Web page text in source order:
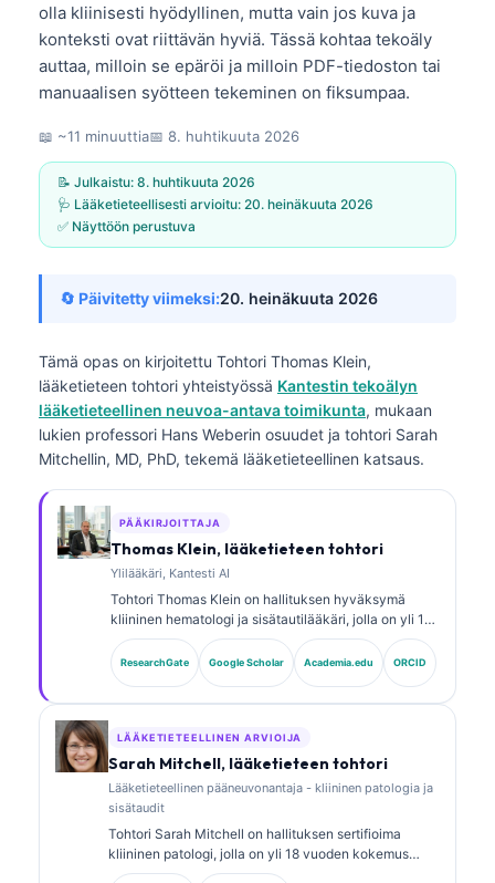
olla kliinisesti hyödyllinen, mutta vain jos kuva ja
konteksti ovat riittävän hyviä. Tässä kohtaa tekoäly
auttaa, milloin se epäröi ja milloin PDF-tiedoston tai
manuaalisen syötteen tekeminen on fiksumpaa.
📖 ~11 minuuttia📅 8. huhtikuuta 2026
📝 Julkaistu: 8. huhtikuuta 2026
🩺 Lääketieteellisesti arvioitu: 20. heinäkuuta 2026
✅ Näyttöön perustuva
🔄 Päivitetty viimeksi:20. heinäkuuta 2026
Tämä opas on kirjoitettu Tohtori Thomas Klein,
lääketieteen tohtori yhteistyössä Kantestin tekoälyn
lääketieteellinen neuvoa-antava toimikunta, mukaan
lukien professori Hans Weberin osuudet ja tohtori Sarah
Mitchellin, MD, PhD, tekemä lääketieteellinen katsaus.
PÄÄKIRJOITTAJA
Thomas Klein, lääketieteen tohtori
Ylilääkäri, Kantesti AI
Tohtori Thomas Klein on hallituksen hyväksymä
kliininen hematologi ja sisätautilääkäri, jolla on yli 15
vuoden kokemus laboratoriolääketieteestä ja
tekoälyavusteisesta kliinisestä analyysistä.
Lääketieteellisena johtajana (Chief Medical Officer)
tarkkuutta. Tohtori Klein on julkaissut laajasti
biomarkkereiden tulkinnasta ja
laboratoriolääketieteen aiheista.
ResearchGate Google Scholar Academia.edu ORCID
LÄÄKETIETEELLINEN ARVIOIJA
Sarah Mitchell, lääketieteen tohtori
Lääketieteellinen pääneuvonantaja - kliininen patologia ja
sisätaudit
Tohtori Sarah Mitchell on hallituksen sertifioima
kliininen patologi, jolla on yli 18 vuoden kokemus
laboratoriolääketieteestä ja diagnostisesta